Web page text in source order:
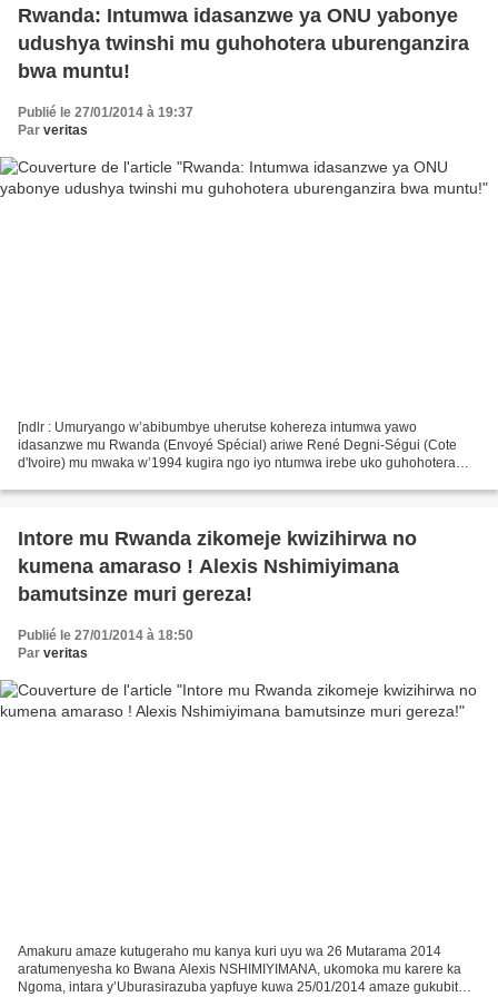
Rwanda: Intumwa idasanzwe ya ONU yabonye
udushya twinshi mu guhohotera uburenganzira
bwa muntu!
Publié le 27/01/2014 à 19:37
Par veritas
[ndlr : Umuryango w’abibumbye uherutse kohereza intumwa yawo
idasanzwe mu Rwanda (Envoyé Spécial) ariwe René Degni-Ségui (Cote
d'Ivoire) mu mwaka w’1994 kugira ngo iyo ntumwa irebe uko guhohotera
Intore mu Rwanda zikomeje kwizihirwa no
kumena amaraso ! Alexis Nshimiyimana
bamutsinze muri gereza!
Publié le 27/01/2014 à 18:50
Par veritas
Amakuru amaze kutugeraho mu kanya kuri uyu wa 26 Mutarama 2014
aratumenyesha ko Bwana Alexis NSHIMIYIMANA, ukomoka mu karere ka
Ngoma, intara y’Uburasirazuba yapfuye kuwa 25/01/2014 amaze gukubitwa